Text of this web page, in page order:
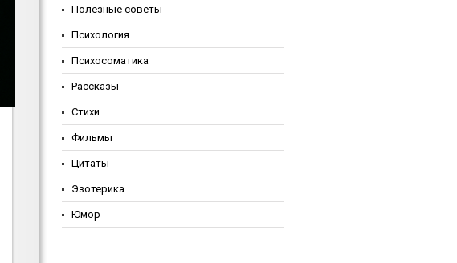
Полезные советы
Психология
Психосоматика
Рассказы
Стихи
Фильмы
Цитаты
Эзотерика
Юмор